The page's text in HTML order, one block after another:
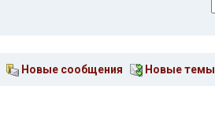
Новые сообщения Новые темы